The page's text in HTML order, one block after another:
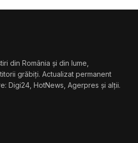
din România și din lume,
grăbiți. Actualizat permanent
Digi24, HotNews, Agerpres și alții.